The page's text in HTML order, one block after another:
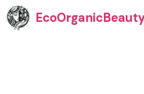
Přeskočit
na
obsah